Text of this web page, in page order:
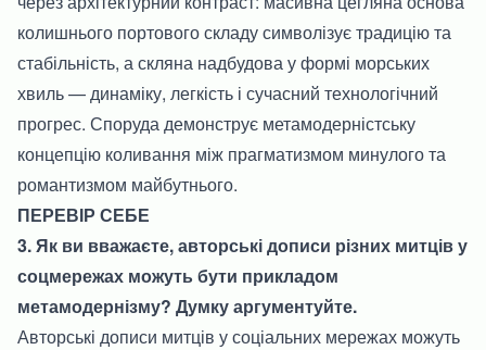
колишнього портового складу символізує традицію та
стабільність, а скляна надбудова у формі морських
хвиль — динаміку, легкість і сучасний технологічний
прогрес. Споруда демонструє метамодерністську
концепцію коливання між прагматизмом минулого та
романтизмом майбутнього.
ПЕРЕВІР СЕБЕ
3. Як ви вважаєте, авторські дописи різних митців у
соцмережах можуть бути прикладом
метамодернізму? Думку аргументуйте.
Авторські дописи митців у соціальних мережах можуть